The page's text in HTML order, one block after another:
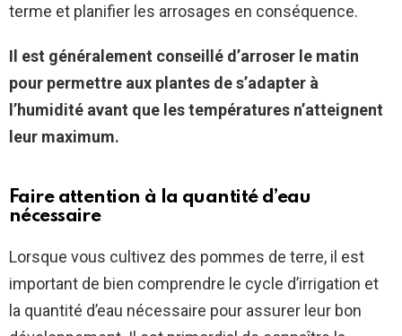
terme et planifier les arrosages en conséquence.
Il est généralement conseillé d’arroser le matin
pour permettre aux plantes de s’adapter à
l’humidité avant que les températures n’atteignent
leur maximum.
Faire attention à la quantité d’eau
nécessaire
Lorsque vous cultivez des pommes de terre, il est
important de bien comprendre le cycle d’irrigation et
la quantité d’eau nécessaire pour assurer leur bon